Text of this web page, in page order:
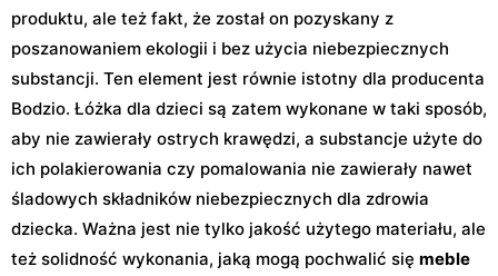
produktu, ale też fakt, że został on pozyskany z
poszanowaniem ekologii i bez użycia niebezpiecznych
substancji. Ten element jest równie istotny dla producenta
Bodzio. Łóżka dla dzieci są zatem wykonane w taki sposób,
aby nie zawierały ostrych krawędzi, a substancje użyte do
ich polakierowania czy pomalowania nie zawierały nawet
śladowych składników niebezpiecznych dla zdrowia
dziecka. Ważna jest nie tylko jakość użytego materiału, ale
też solidność wykonania, jaką mogą pochwalić się meble